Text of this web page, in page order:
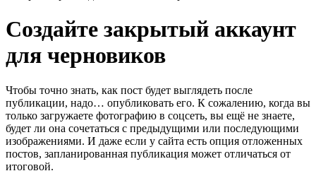
Создайте закрытый аккаунт
для черновиков
Чтобы точно знать, как пост будет выглядеть после
публикации, надо… опубликовать его. К сожалению, когда вы
только загружаете фотографию в соцсеть, вы ещё не знаете,
будет ли она сочетаться с предыдущими или последующими
изображениями. И даже если у сайта есть опция отложенных
постов, запланированная публикация может отличаться от
итоговой.